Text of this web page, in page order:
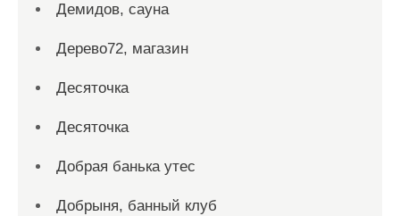
Демидов, сауна
Дерево72, магазин
Десяточка
Десяточка
Добрая банька утес
Добрыня, банный клуб